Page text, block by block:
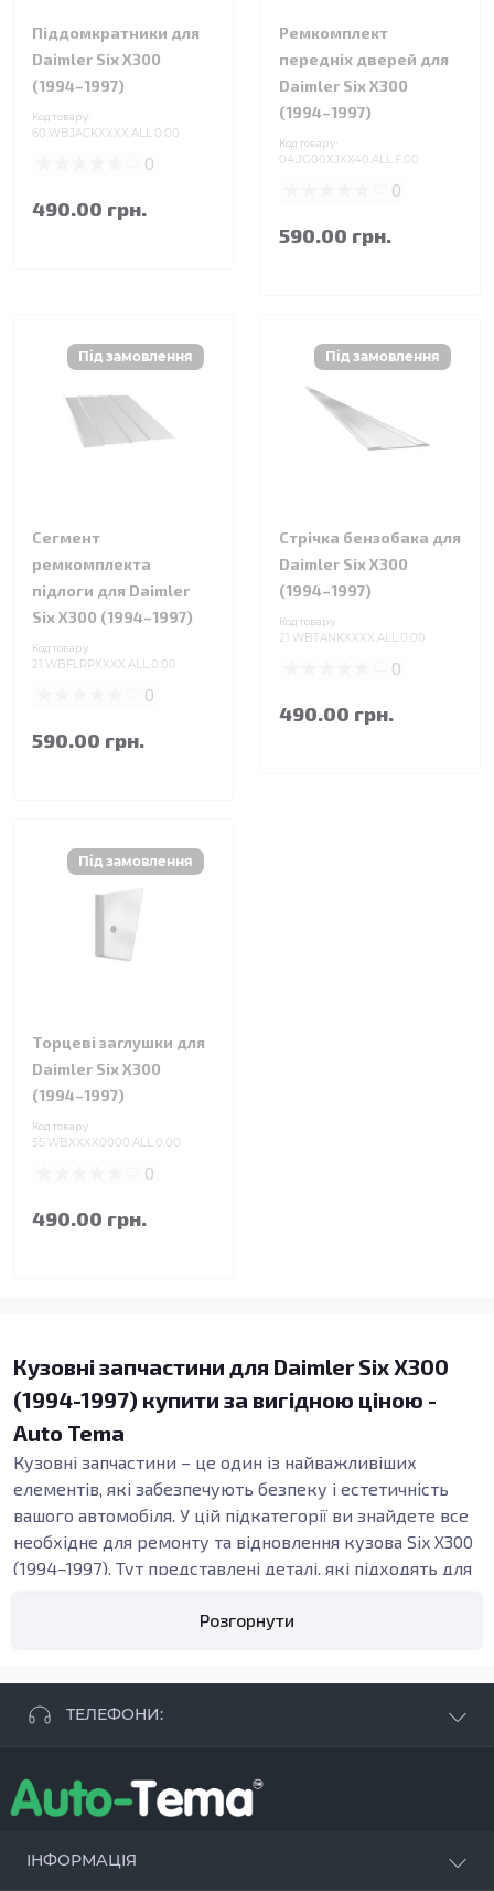
Піддомкратники для
Daimler Six X300
(1994–1997)
Код товару:
60.WBJACKXXXX.ALL.0.00
0
490.00 грн.
Ремкомплект
передніх дверей для
Daimler Six X300
(1994–1997)
Код товару:
04.JG00XJXX40.ALL.F.00
0
590.00 грн.
Сегмент
ремкомплекта
підлоги для Daimler
Six X300 (1994–1997)
Код товару:
21.WBFLRPXXXX.ALL.0.00
0
590.00 грн.
Стрічка бензобака для
Daimler Six X300
(1994–1997)
Код товару:
21.WBTANKXXXX.ALL.0.00
0
490.00 грн.
Торцеві заглушки для
Daimler Six X300
(1994–1997)
Код товару:
55.WBXXXX0000.ALL.0.00
0
490.00 грн.
Кузовні запчастини для Daimler Six X300
(1994-1997) купити за вигідною ціною -
Auto Tema
Кузовні запчастини – це один із найважливіших
елементів, які забезпечують безпеку і естетичність
вашого автомобіля. У цій підкатегорії ви знайдете все
необхідне для ремонту та відновлення кузова Six X300
(1994–1997). Тут представлені деталі, які підходять для
покращення загального стану кузова.
В категорії кузовних запчастин для Six X300 (1994–
1997) представлені різноманітні елементи, зокрема,
цілісності конструкції автомобіля та забезпечують
надійний захист пасажирів.
Кузовні пороги, наприклад, є важливими елементами,
Розгорнути
ТЕЛЕФОНИ:
+38 096 250 84 38
+38 099 657 61 50
ІНФОРМАЦІЯ